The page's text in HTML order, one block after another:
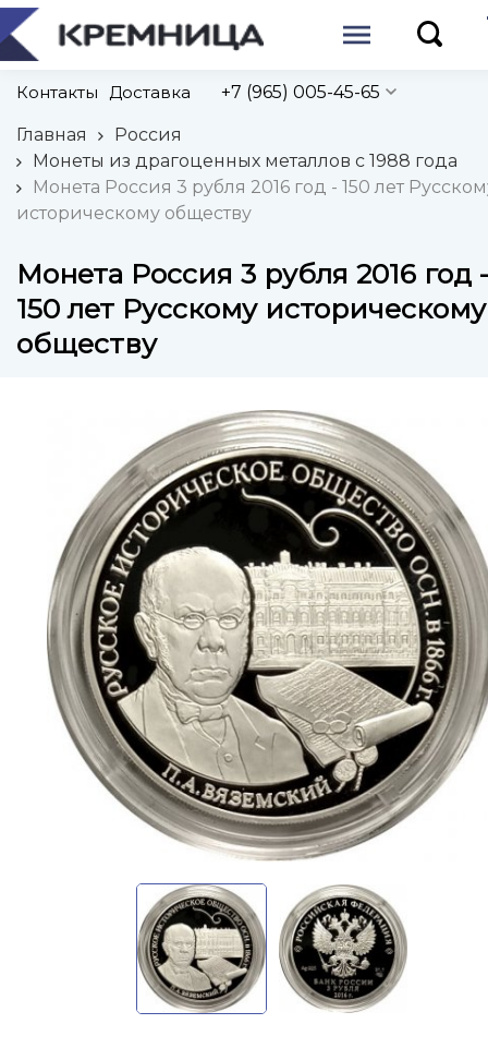
Контакты Доставка +7 (965) 005-45-65
Главная
Россия
Монеты из драгоценных металлов с 1988 года
Монета Россия 3 рубля 2016 год - 150 лет
историческому обществу
Монета Россия 3 рубля 2016 год
150 лет Русскому историческому
обществу